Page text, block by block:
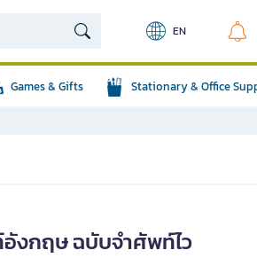
EN
Games & Gifts Stationary & Office
งกฤษ ฉบับจำศัพท์ไว